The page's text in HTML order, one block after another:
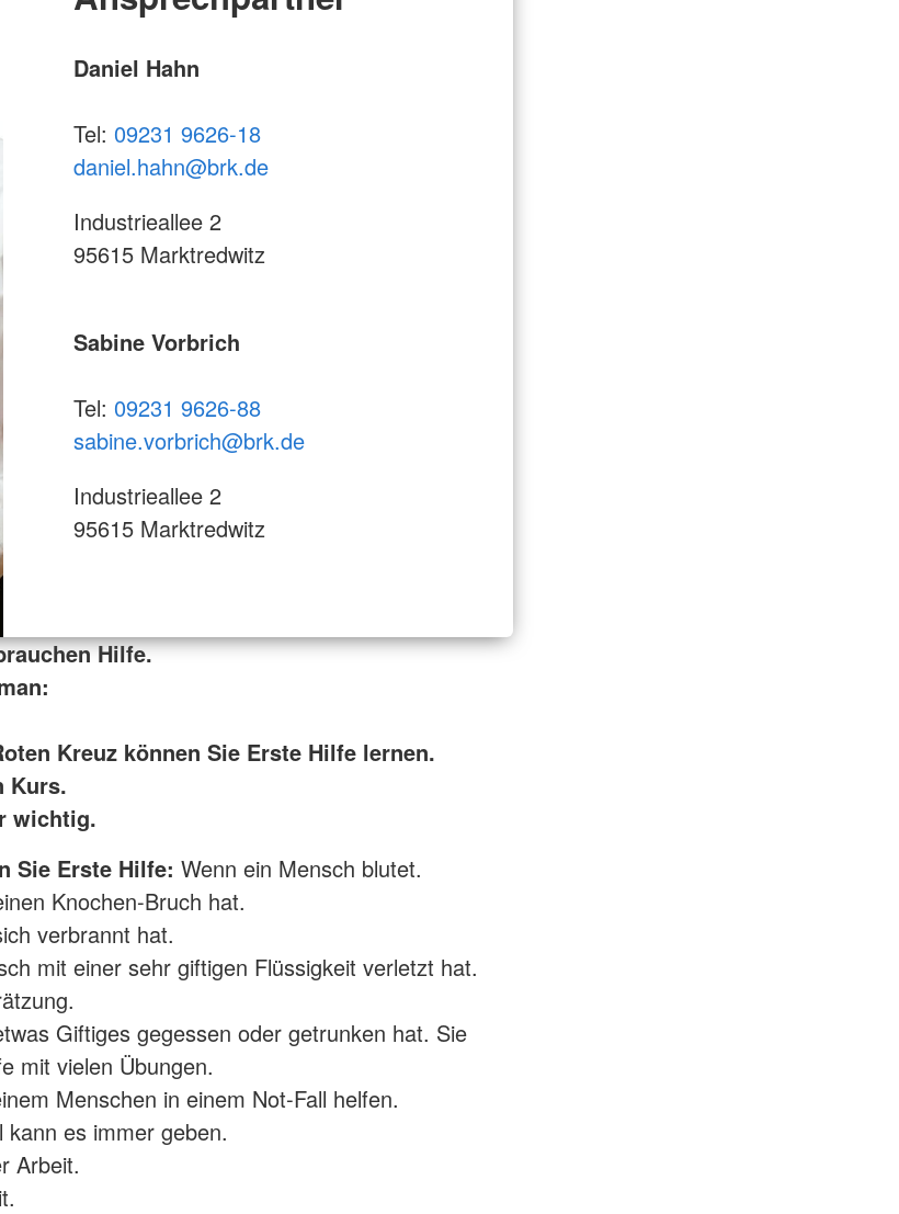
Daniel Hahn
Tel: 09231 9626-18
daniel.hahn@brk.de
Industrieallee 2
95615 Marktredwitz
Sabine Vorbrich
Tel: 09231 9626-88
sabine.vorbrich@brk.de
Industrieallee 2
95615 Marktredwitz
Hilfe.
Kreuz können Sie Erste Hilfe lernen.
Kurs.
wichtig.
Sie Erste Hilfe: Wenn ein Mensch blutet.
Knochen-Bruch hat.
verbrannt hat.
mit einer sehr giftigen Flüssigkeit verletzt hat.
Giftiges gegessen oder getrunken hat. Sie
mit vielen Übungen.
Menschen in einem Not-Fall helfen.
kann es immer geben.
Arbeit.